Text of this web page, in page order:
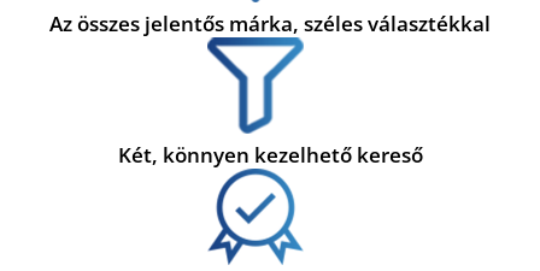
Az összes jelentős márka, széles választékkal
Két, könnyen kezelhető kereső